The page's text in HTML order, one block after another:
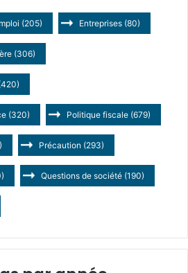
(205) Entreprises (80)
(306)
(320) Politique fiscale (679)
Précaution (293)
Questions de société (190)